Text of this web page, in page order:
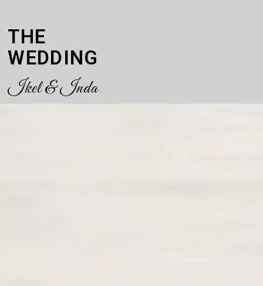
THE
WEDDING
Ikel & Inda